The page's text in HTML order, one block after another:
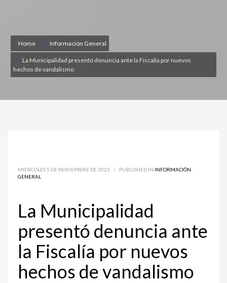
Home Información General
La Municipalidad presentó denuncia ante la Fiscalía por nuevos
hechos de vandalismo
MIÉRCOLES 5 DE NOVIEMBRE DE 2025 / PUBLISHED IN INFORMACIÓN
GENERAL
La Municipalidad
presentó denuncia ante
la Fiscalía por nuevos
hechos de vandalismo